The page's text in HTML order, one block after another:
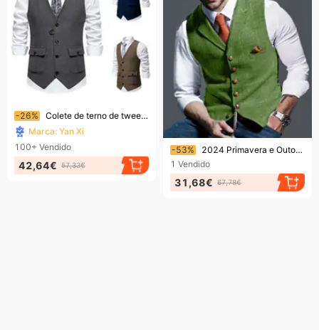
Terminando em breve!
-26%
Colete de terno de tweed com lapela espinha de peixe masculino, colete retrô
Marca: Yan Xi
100+ Vendido
42,64€ 57,33€
Terminando em breve!
-53%
2024 Primavera e Outono Casual Checker Regata Slim Fit Colete Casaco Masculino
1 Vendido
31,68€ 67,78€